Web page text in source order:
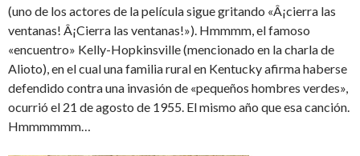
(uno de los actores de la película sigue gritando «Â¡cierra las
ventanas! Â¡Cierra las ventanas!»). Hmmmm, el famoso
«encuentro» Kelly-Hopkinsville (mencionado en la charla de
Alioto), en el cual una familia rural en Kentucky afirma haberse
defendido contra una invasión de «pequeños hombres verdes»,
ocurrió el 21 de agosto de 1955. El mismo año que esa canción.
Hmmmmmm…